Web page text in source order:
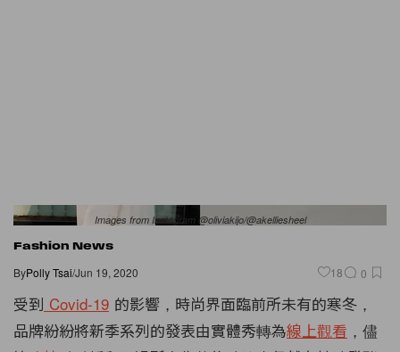
Images from Instagram @oliviakijo/@akelliesheel
Fashion News
ByPolly Tsai/Jun 19, 2020 18 0
受到 Covid-19 的影響，時尚界面臨前所未有的寒冬，
品牌紛紛將新季系列的發表由實體秀轉為線上觀看 ，儘